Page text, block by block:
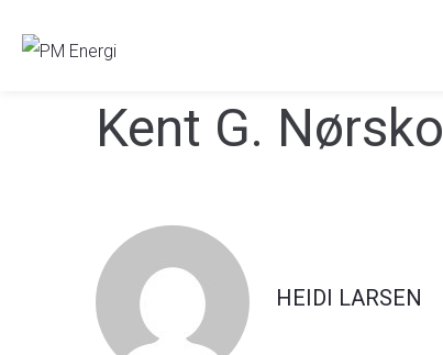
Kent G.
HEIDI LARSEN